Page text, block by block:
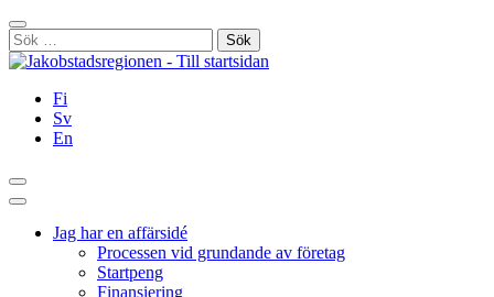
Hoppa
till
innehållet
Stäng
Sök
efter:
Fi
Sv
En
Sök
Huvudmeny
Jag har en affärsidé
Processen vid grundande av företag
Startpeng
Finansiering